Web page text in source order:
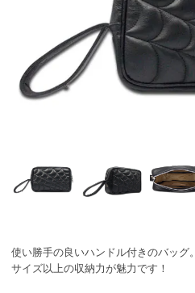
使い勝手の良いハンドル付きのバッグ。
サイズ以上の収納力が魅力です！